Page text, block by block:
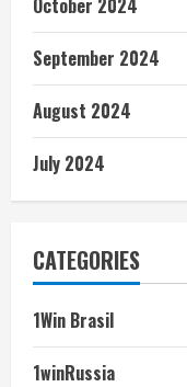
October 2024
September 2024
August 2024
July 2024
CATEGORIES
1Win Brasil
1winRussia